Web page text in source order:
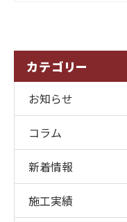
カテゴリー
お知らせ
コラム
新着情報
施工実績